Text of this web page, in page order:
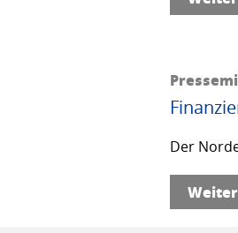
Der